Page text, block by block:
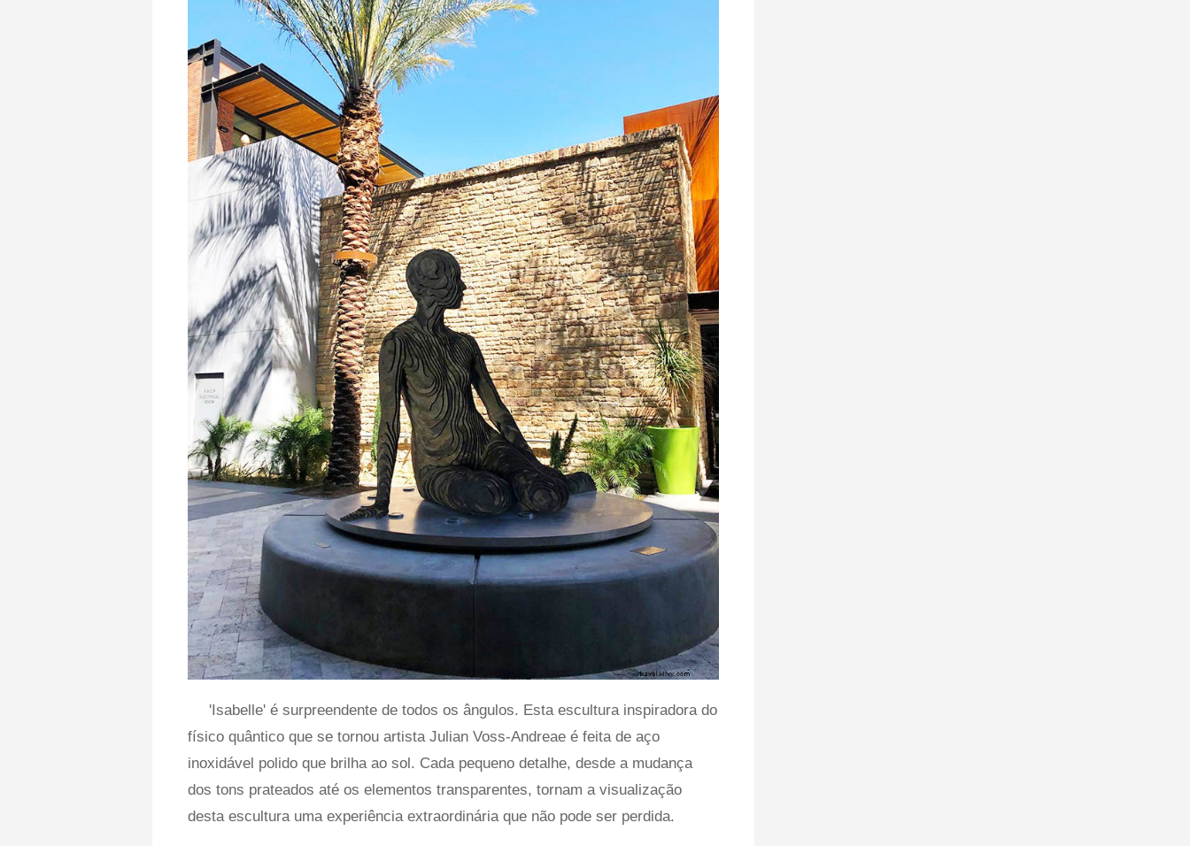
'Isabelle' é surpreendente de todos os ângulos. Esta escultura inspiradora do
físico quântico que se tornou artista Julian Voss-Andreae é feita de aço
inoxidável polido que brilha ao sol. Cada pequeno detalhe, desde a mudança
dos tons prateados até os elementos transparentes, tornam a visualização
desta escultura uma experiência extraordinária que não pode ser perdida.